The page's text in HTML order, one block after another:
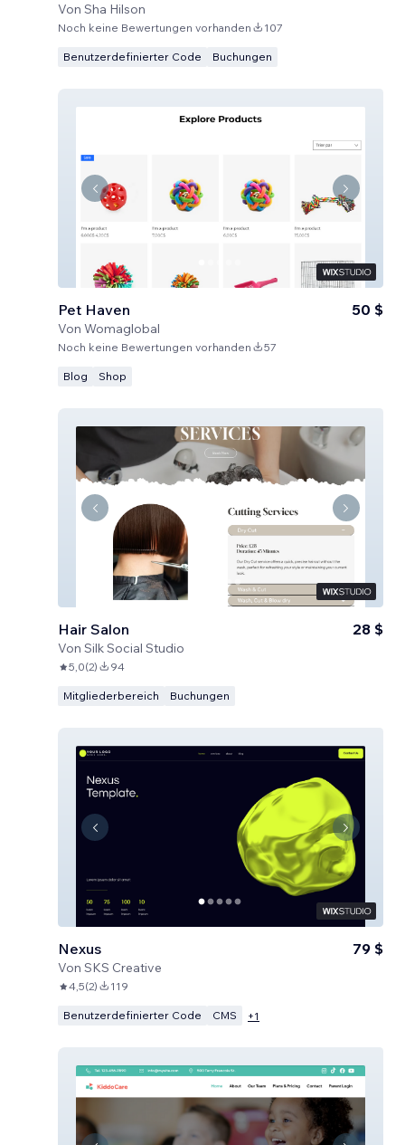
Von Sha Hilson
Noch keine Bewertungen vorhanden 107
Benutzerdefinierter Code Buchungen
Pet Haven
Von Womaglobal
50 $
Noch keine Bewertungen vorhanden 57
Blog Shop
Hair Salon
Von Silk Social Studio
28 $
5,0(2) 94
Mitgliederbereich Buchungen
Nexus
Von SKS Creative
79 $
4,5(2) 119
Benutzerdefinierter Code CMS +1